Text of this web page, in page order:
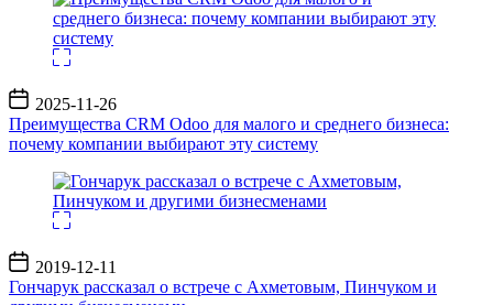
Дата
записи
2025-11-26
Преимущества CRM Odoo для малого и среднего бизнеса:
почему компании выбирают эту систему
Дата
записи
2019-12-11
Гончарук рассказал о встрече с Ахметовым, Пинчуком и